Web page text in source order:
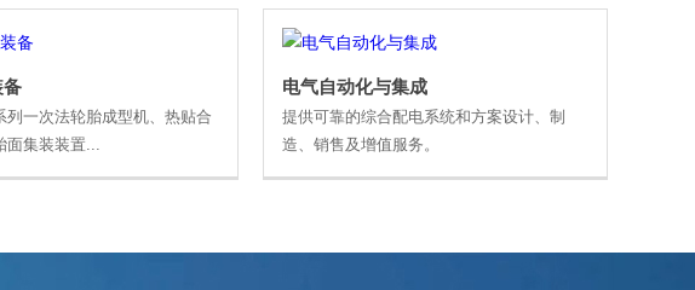
备
列一次法轮胎成型机、热贴合
面集装装置...
电气自动化与集成
提供可靠的综合配电系统和方案设计、制
造、销售及增值服务。